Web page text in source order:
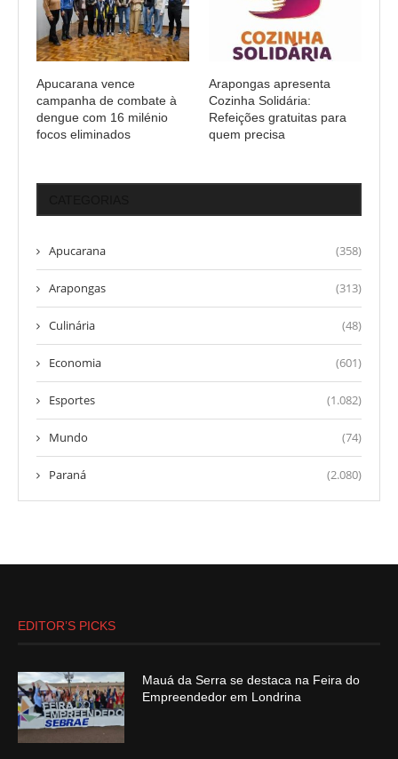
Apucarana vence
campanha de combate à
dengue com 16 milénio
focos eliminados
Arapongas apresenta
Cozinha Solidária:
Refeições gratuitas para
quem precisa
Apucarana (358)
Arapongas (313)
Culinária (48)
Economia (601)
Esportes (1.082)
Mundo (74)
Paraná (2.080)
EDITOR’S PICKS
Mauá da Serra se destaca na Feira do
Empreendedor em Londrina